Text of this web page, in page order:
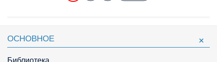
ОСНОВНОЕ
Библиотека